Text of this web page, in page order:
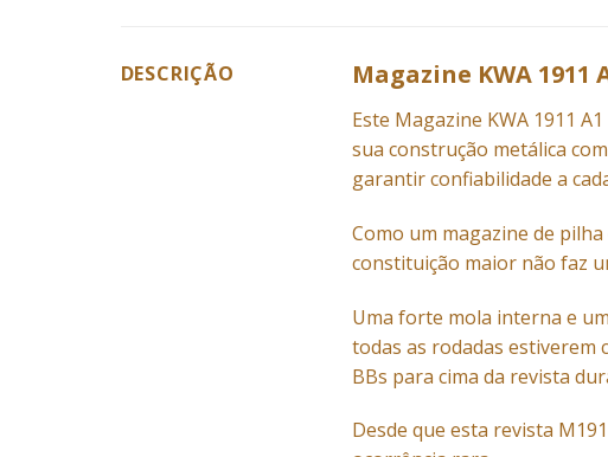
DESCRIÇÃO Magazine KWA 1911
Este Magazine KWA 1911
sua construção metálica
garantir confiabilidade a
Como um magazine de
constituição maior não faz
Uma forte mola interna e
todas as rodadas estiverem
BBs para cima da revista
Desde que esta revista